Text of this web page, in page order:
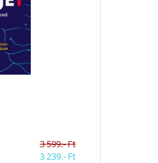
3 599.- Ft
3 239.- Ft